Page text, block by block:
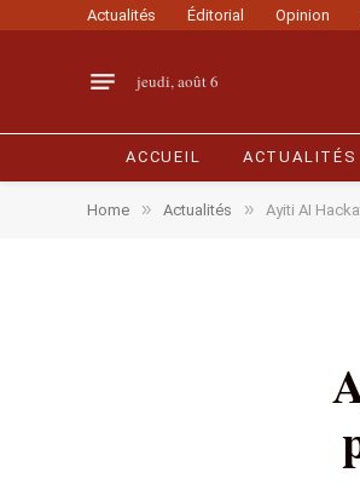
Actualités Éditorial Opinion
jeudi, août 6
ACCUEIL ACTUALITÉS
Home » Actualités » Ayiti AI